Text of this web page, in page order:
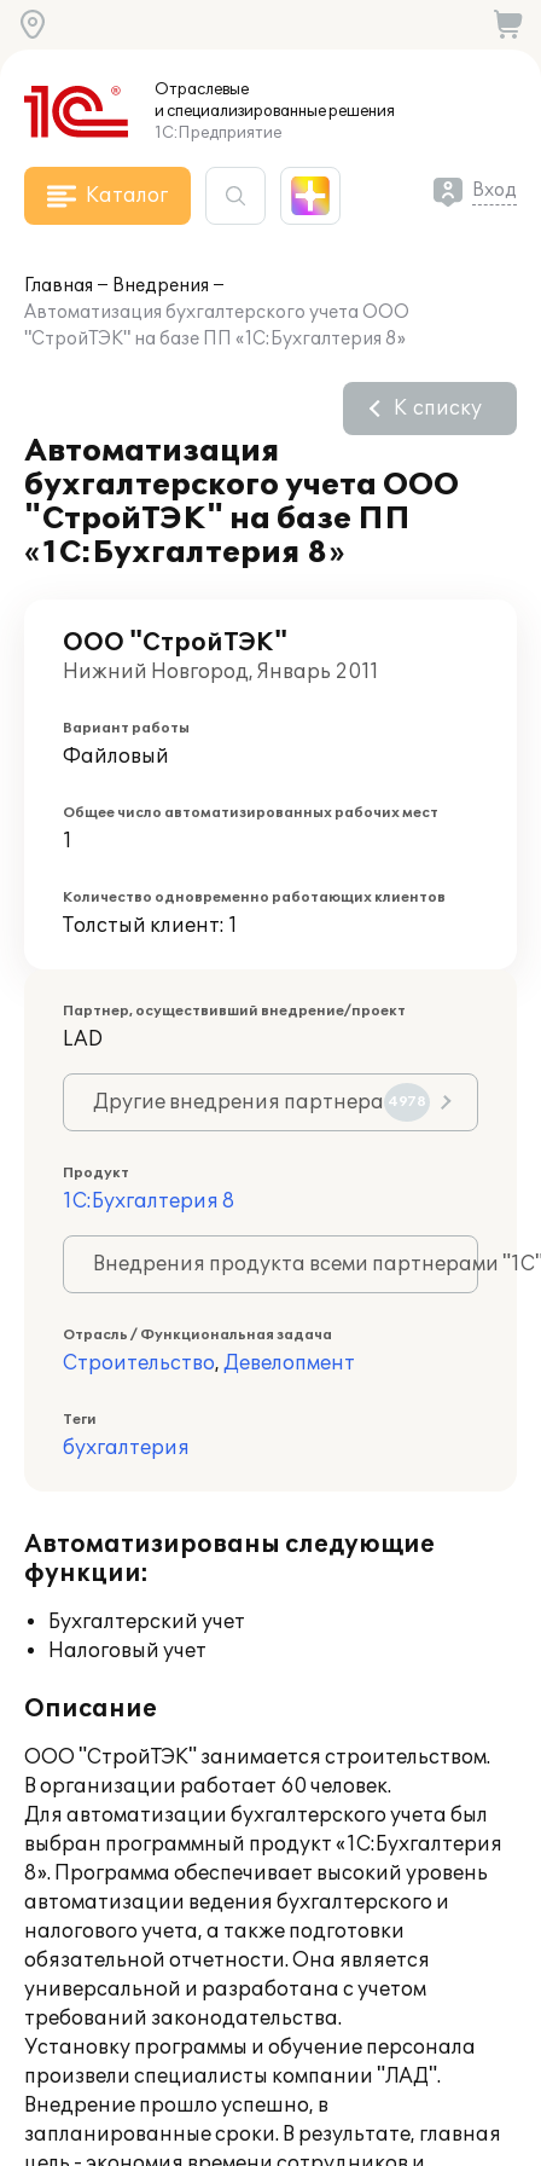
Отраслевые
и специализированныерешения
1С:Предприятие
Каталог Вход
Главная
Внедрения
Автоматизация бухгалтерского учета ООО
"СтройТЭК" на базе ПП «1С:Бухгалтерия 8»
Автоматизация
бухгалтерского учета ООО
"СтройТЭК" на базе ПП
«1С:Бухгалтерия 8»
К списку
ООО "СтройТЭК"
Нижний Новгород, Январь 2011
Вариант работы
Файловый
Общее число автоматизированных рабочих мест
1
Количество одновременно работающих клиентов
Толстый клиент: 1
Партнер, осуществивший внедрение/проект
LAD
Другие внедрения партнера 4978
Продукт
1С:Бухгалтерия 8
Внедрения продукта всеми партнерами
Отрасль / Функциональная задача
Строительство, Девелопмент
Теги
бухгалтерия
Автоматизированы следующие
функции:
Бухгалтерский учет
Налоговый учет
Описание
ООО "СтройТЭК" занимается строительством.
В организации работает 60 человек.
Для автоматизации бухгалтерского учета был
выбран программный продукт «1С:Бухгалтерия
8». Программа обеспечивает высокий уровень
автоматизации ведения бухгалтерского и
налогового учета, а также подготовки
обязательной отчетности. Она является
универсальной и разработана с учетом
требований законодательства.
Установку программы и обучение персонала
произвели специалисты компании "ЛАД".
Внедрение прошло успешно, в
запланированные сроки. В результате, главная